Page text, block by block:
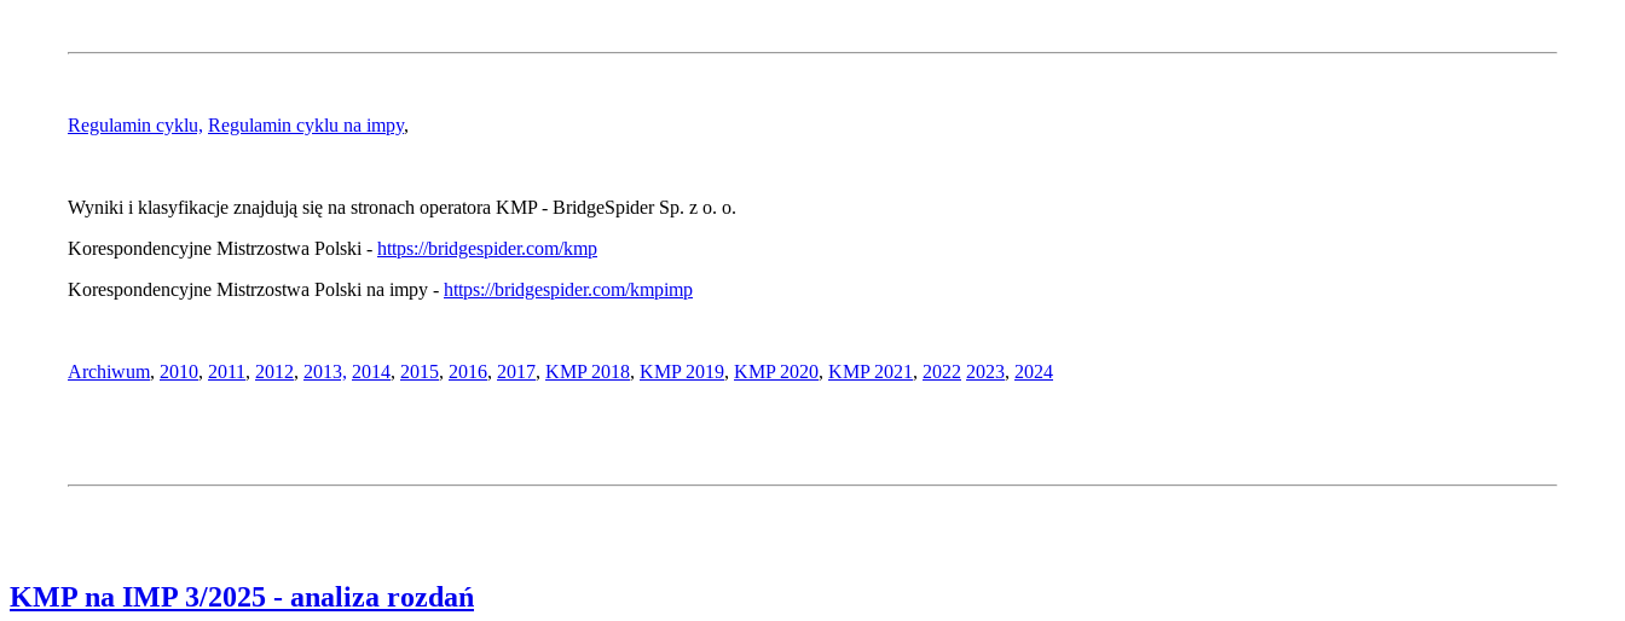
Regulamin cyklu, Regulamin cyklu na impy,
Wyniki i klasyfikacje znajdują się na stronach operatora KMP - BridgeSpider Sp. z o. o.
Korespondencyjne Mistrzostwa Polski - https://bridgespider.com/kmp
Korespondencyjne Mistrzostwa Polski na impy - https://bridgespider.com/kmpimp
Archiwum, 2010, 2011 , 2012, 2013, 2014, 2015, 2016, 2017, KMP 2018, KMP 2019, KMP 2020, KMP 2021 , 2022 2023, 2024
KMP na IMP 3/2025 - analiza rozdań